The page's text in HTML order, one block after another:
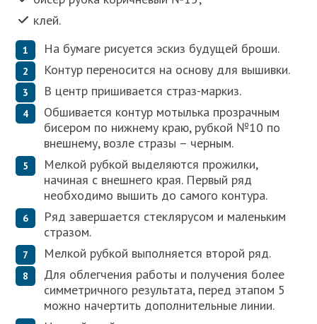
клей.
На бумаге рисуется эскиз будущей броши.
Контур переносится на основу для вышивки.
В центр пришивается страз-маркиз.
Обшивается контур мотылька прозрачным
бисером по нижнему краю, рубкой №10 по
внешнему, возле стразы – черным.
Мелкой рубкой выделяются прожилки,
начиная с внешнего края. Первый ряд
необходимо вышить до самого контура.
Ряд завершается стеклярусом и маленьким
стразом.
Мелкой рубкой выполняется второй ряд.
Для облегчения работы и получения более
симметричного результата, перед этапом 5
можно начертить дополнительные линии.